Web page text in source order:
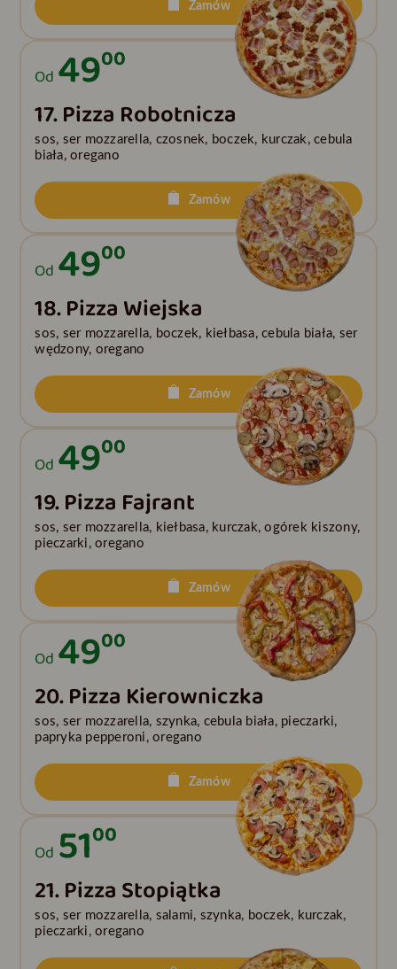
Zamów
Od 4900
17. Pizza Robotnicza
sos, ser mozzarella, czosnek, boczek, kurczak, cebula
biała, oregano
Zamów
Od 4900
18. Pizza Wiejska
sos, ser mozzarella, boczek, kiełbasa, cebula biała, ser
wędzony, oregano
Zamów
Od 4900
19. Pizza Fajrant
sos, ser mozzarella, kiełbasa, kurczak, ogórek kiszony,
pieczarki, oregano
Zamów
Od 4900
20. Pizza Kierowniczka
sos, ser mozzarella, szynka, cebula biała, pieczarki,
papryka pepperoni, oregano
Zamów
Od 5100
21. Pizza Stopiątka
sos, ser mozzarella, salami, szynka, boczek, kurczak,
pieczarki, oregano